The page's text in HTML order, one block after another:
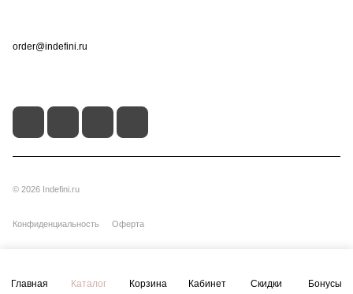
order@indefini.ru
© 2026 Indefini.ru
Конфиденциальность Оферта
Главная Каталог Корзина Кабинет Скидки Бонусы